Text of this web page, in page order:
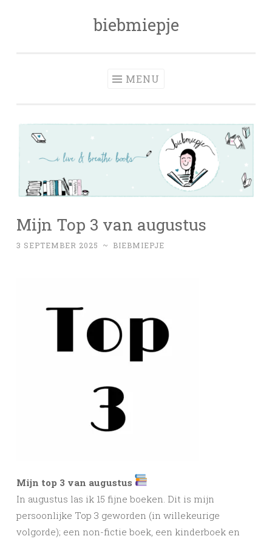
biebmiepje
MENU
Mijn Top 3 van augustus
3 SEPTEMBER 2025 ~ BIEBMIEPJE
Mijn top 3 van augustus
In augustus las ik 15 fijne boeken. Dit is mijn
persoonlijke Top 3 geworden (in willekeurige
volgorde); een non-fictie boek, een kinderboek en